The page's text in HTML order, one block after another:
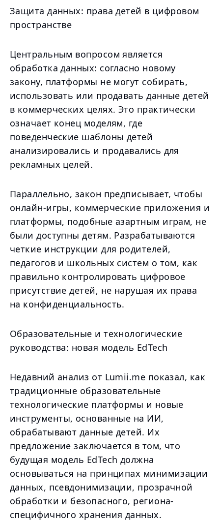
Защита данных: права детей в цифровом
пространстве
Центральным вопросом является
обработка данных: согласно новому
закону, платформы не могут собирать,
использовать или продавать данные детей
в коммерческих целях. Это практически
означает конец моделям, где
поведенческие шаблоны детей
анализировались и продавались для
рекламных целей.
Параллельно, закон предписывает, чтобы
онлайн-игры, коммерческие приложения и
платформы, подобные азартным играм, не
были доступны детям. Разрабатываются
четкие инструкции для родителей,
педагогов и школьных систем о том, как
правильно контролировать цифровое
присутствие детей, не нарушая их права
на конфиденциальность.
Образовательные и технологические
руководства: новая модель EdTech
Недавний анализ от Lumii.me показал, как
традиционные образовательные
технологические платформы и новые
инструменты, основанные на ИИ,
обрабатывают данные детей. Их
предложение заключается в том, что
будущая модель EdTech должна
основываться на принципах минимизации
данных, псевдонимизации, прозрачной
обработки и безопасного, региона-
специфичного хранения данных.